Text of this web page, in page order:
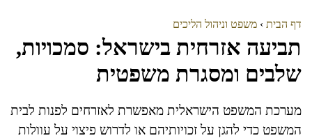
דף הבית › משפט וניהול הליכים
תביעה אזרחית בישראל: סמכויות,
שלבים ומסגרת משפטית
מערכת המשפט הישראלית מאפשרת לאזרחים לפנות לבית
המשפט כדי להגן על זכויותיהם או לדרוש פיצוי על עוולות